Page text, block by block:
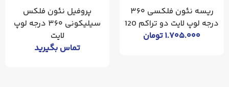
ریسه نئون فلکسی ۳۶۰
درجه لوپ لایت دو تراکم 120
۱.۷۰۵.۰۰۰تومان
پروفیل نئون فلکس
سیلیکونی ۳۶۰ درجه لوپ
لایت
تماس بگیرید